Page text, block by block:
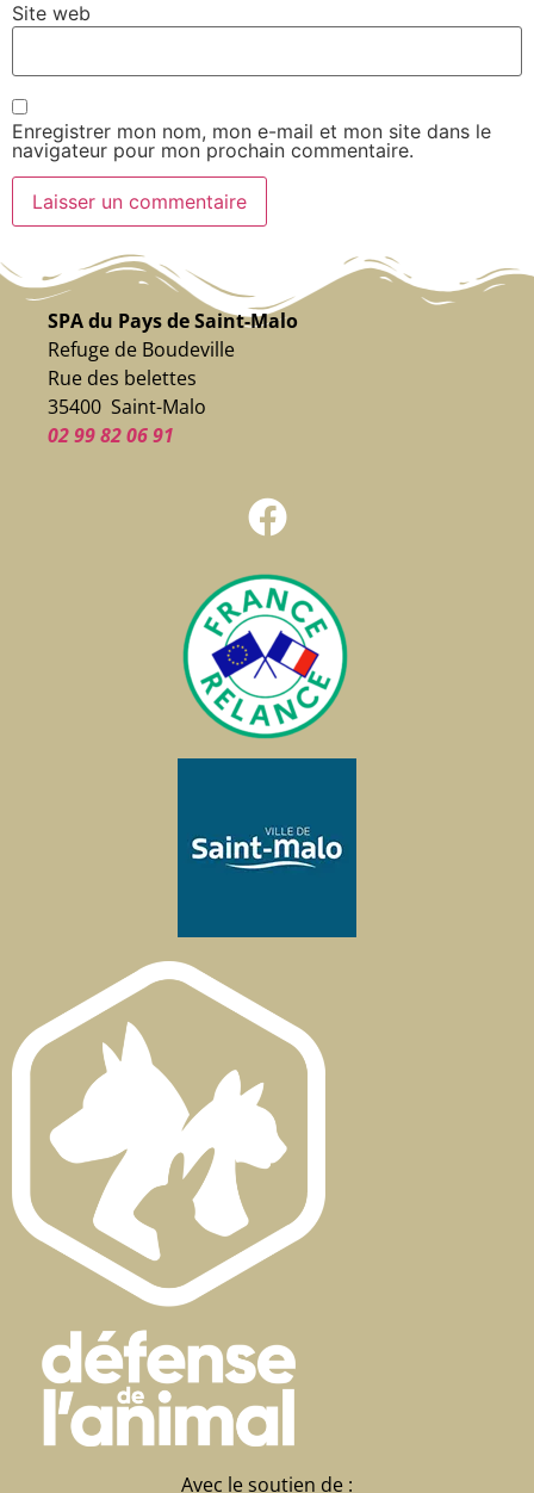
Site web
Enregistrer mon nom, mon e-mail et mon site dans le
navigateur pour mon prochain commentaire.
SPA du Pays de Saint-Malo
Refuge de Boudeville
Rue des belettes
35400 Saint-Malo
02 99 82 06 91
Avec le soutien de :